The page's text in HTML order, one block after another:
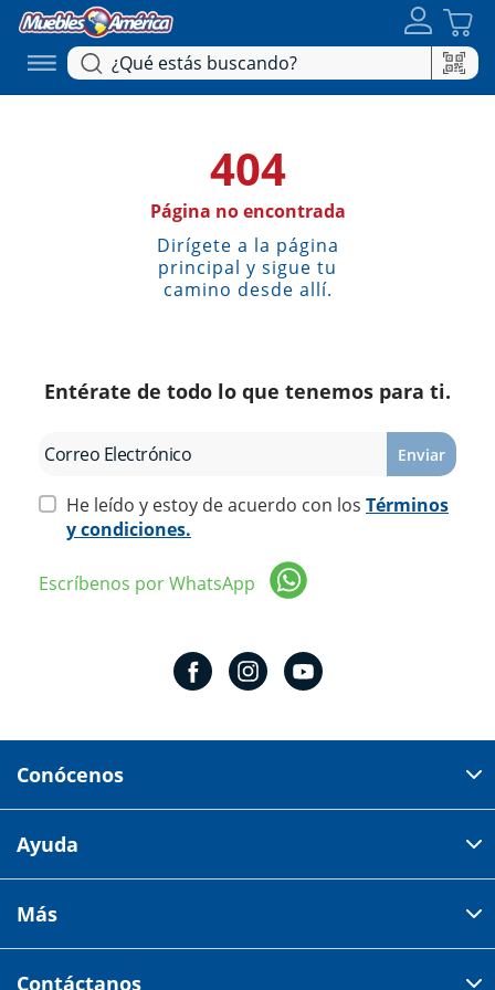
404
Página no encontrada
Dirígete a la página
principal y sigue tu
camino desde allí.
Entérate de todo lo que tenemos para ti.
Enviar
He leído y estoy de acuerdo con los Términos
y condiciones.
Escríbenos por WhatsApp
Conócenos
Av 18 de marzo # 309. Colonia la Nogalera.
Tiendas
Ayuda
Centro de ayuda
Más
Contáctanos